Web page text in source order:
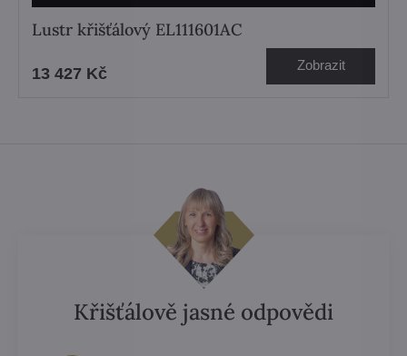
Lustr křišťálový EL111601AC
13 427 Kč Zobrazit
Křišťálově jasné odpovědi